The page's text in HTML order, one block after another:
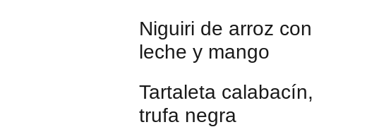
Niguiri de arroz con
leche y mango
Tartaleta calabacín,
trufa negra